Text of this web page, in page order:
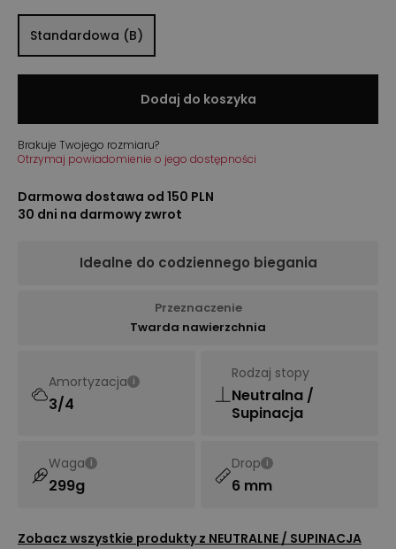
Standardowa (B)
Dodaj do koszyka
Brakuje Twojego rozmiaru?
Otrzymaj powiadomienie o jego dostępności
Darmowa dostawa od 150 PLN
30 dni na darmowy zwrot
Idealne do codziennego biegania
Przeznaczenie
Twarda nawierzchnia
Amortyzacja i
3/4
Rodzaj stopy
Neutralna /
Supinacja
Waga i
299g
Drop i
6 mm
Zobacz wszystkie produkty z NEUTRALNE / SUPINACJA